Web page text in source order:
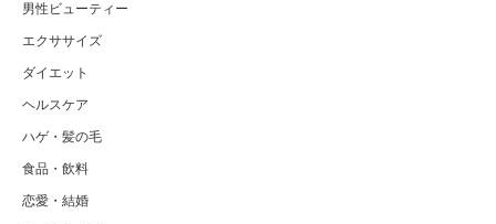
男性ビューティー
エクササイズ
ダイエット
ヘルスケア
ハゲ・髪の毛
食品・飲料
恋愛・結婚